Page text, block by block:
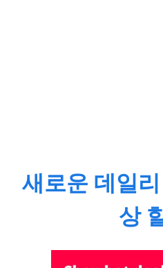
새로운 데일
상